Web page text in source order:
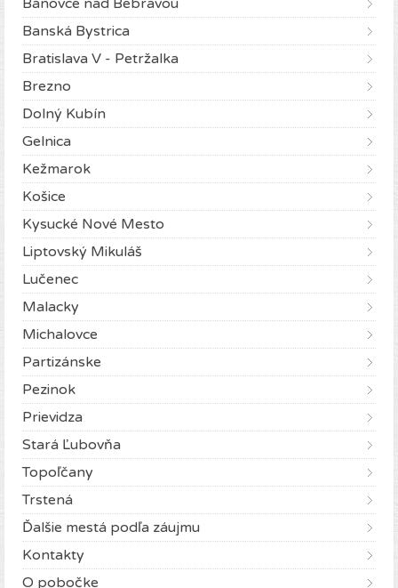
Bánovce nad Bebravou
Banská Bystrica
Bratislava V - Petržalka
Brezno
Dolný Kubín
Gelnica
Kežmarok
Košice
Kysucké Nové Mesto
Liptovský Mikuláš
Lučenec
Malacky
Michalovce
Partizánske
Pezinok
Prievidza
Stará Ľubovňa
Topoľčany
Trstená
Ďalšie mestá podľa záujmu
Kontakty
O pobočke